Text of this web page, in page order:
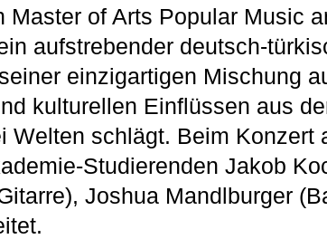
Master of Arts Popular Music
aufstrebender deutsch-
einzigartigen Mischung
kulturellen Einflüssen aus
Welten schlägt. Beim Konzert
Studierenden Jakob
Joshua Mandlburger